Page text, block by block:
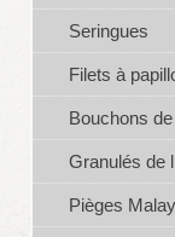
Seringues
Filets à
Bouchons
Granulés de
Pièges